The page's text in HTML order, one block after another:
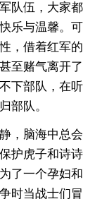
队伍，大家都
乐与温馨。可
，借着红军的
至赌气离开了
下部队，在听
部队。
，脑海中总会
护虎子和诗诗
了一个孕妇和
时当战士们冒